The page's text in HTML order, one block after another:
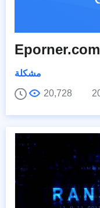
Eporner.com
مشكلة
20,728